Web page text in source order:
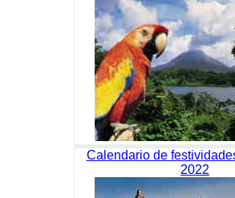
Calendario de
2022